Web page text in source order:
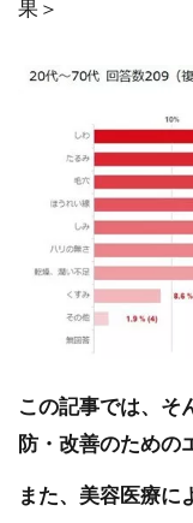
果＞
この記事では、そ
防・改善のための
また、美容医療に